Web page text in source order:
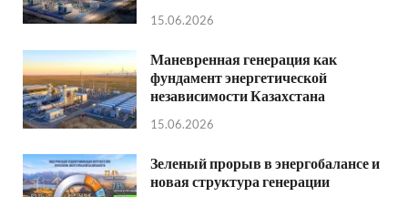
15.06.2026
Маневренная генерация как
фундамент энергетической
независимости Казахстана
15.06.2026
Зеленый прорыв в энергобалансе и
новая структура генерации